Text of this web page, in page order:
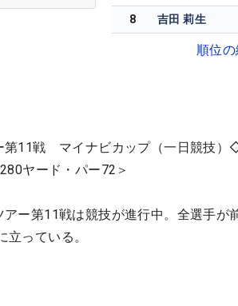
8 吉田 莉生
順位
第11戦 マイナビカップ（一日競技
ヤード・パー72＞
ー第11戦は競技が進行中。全選手が
立っている。